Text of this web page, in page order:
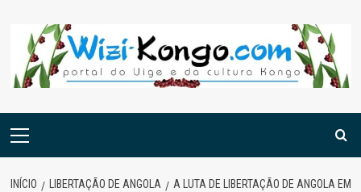
content
Menu
INÍCIO LIBERTAÇÃO DE ANGOLA
A LUTA DE LIBERTAÇÃO DE ANGOLA EM